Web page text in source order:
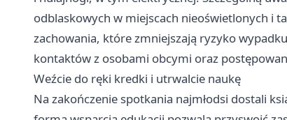
odblaskowych w miejscach nieoświetlonych i
zachowania, które zmniejszają ryzyko
kontaktów z osobami obcymi oraz
Weźcie do ręki kredki i utrwalcie naukę
Na zakończenie spotkania najmłodsi dostali